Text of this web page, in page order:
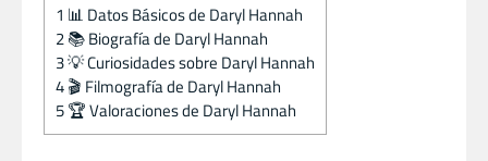
1 📊 Datos Básicos de Daryl Hannah
2📚 Biografía de Daryl Hannah
3💡 Curiosidades sobre Daryl Hannah
4🎬 Filmografía de Daryl Hannah
5🏆 Valoraciones de Daryl Hannah